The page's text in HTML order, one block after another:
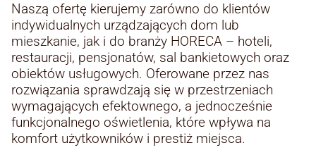
Naszą ofertę kierujemy zarówno do klientów
indywidualnych urządzających dom lub
mieszkanie, jak i do branży HORECA – hoteli,
restauracji, pensjonatów, sal bankietowych oraz
obiektów usługowych. Oferowane przez nas
rozwiązania sprawdzają się w przestrzeniach
wymagających efektownego, a jednocześnie
funkcjonalnego oświetlenia, które wpływa na
komfort użytkowników i prestiż miejsca.